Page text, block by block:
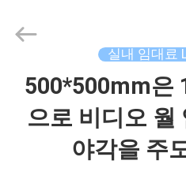
2026
Co.,Ltd.
Reserved.
실내 임대료
500*500mm은
으로 비디오 월
야각을 주